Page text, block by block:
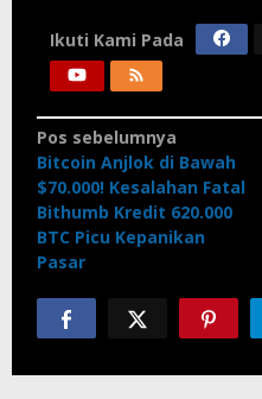
Ikuti Kami Pada
Navigasi
pos
Pos sebelumnya
Bitcoin Anjlok di Bawah
$70.000! Kesalahan Fatal
Bithumb Kredit 620.000
BTC Picu Kepanikan
Pasar